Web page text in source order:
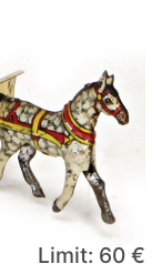
Limit: 60 €